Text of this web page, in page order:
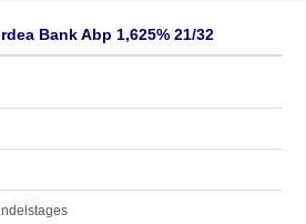
Bank Abp 1,625% 21/32